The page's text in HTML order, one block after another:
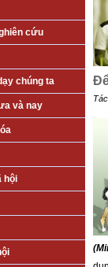
cứu
chúng ta
và nay
hội